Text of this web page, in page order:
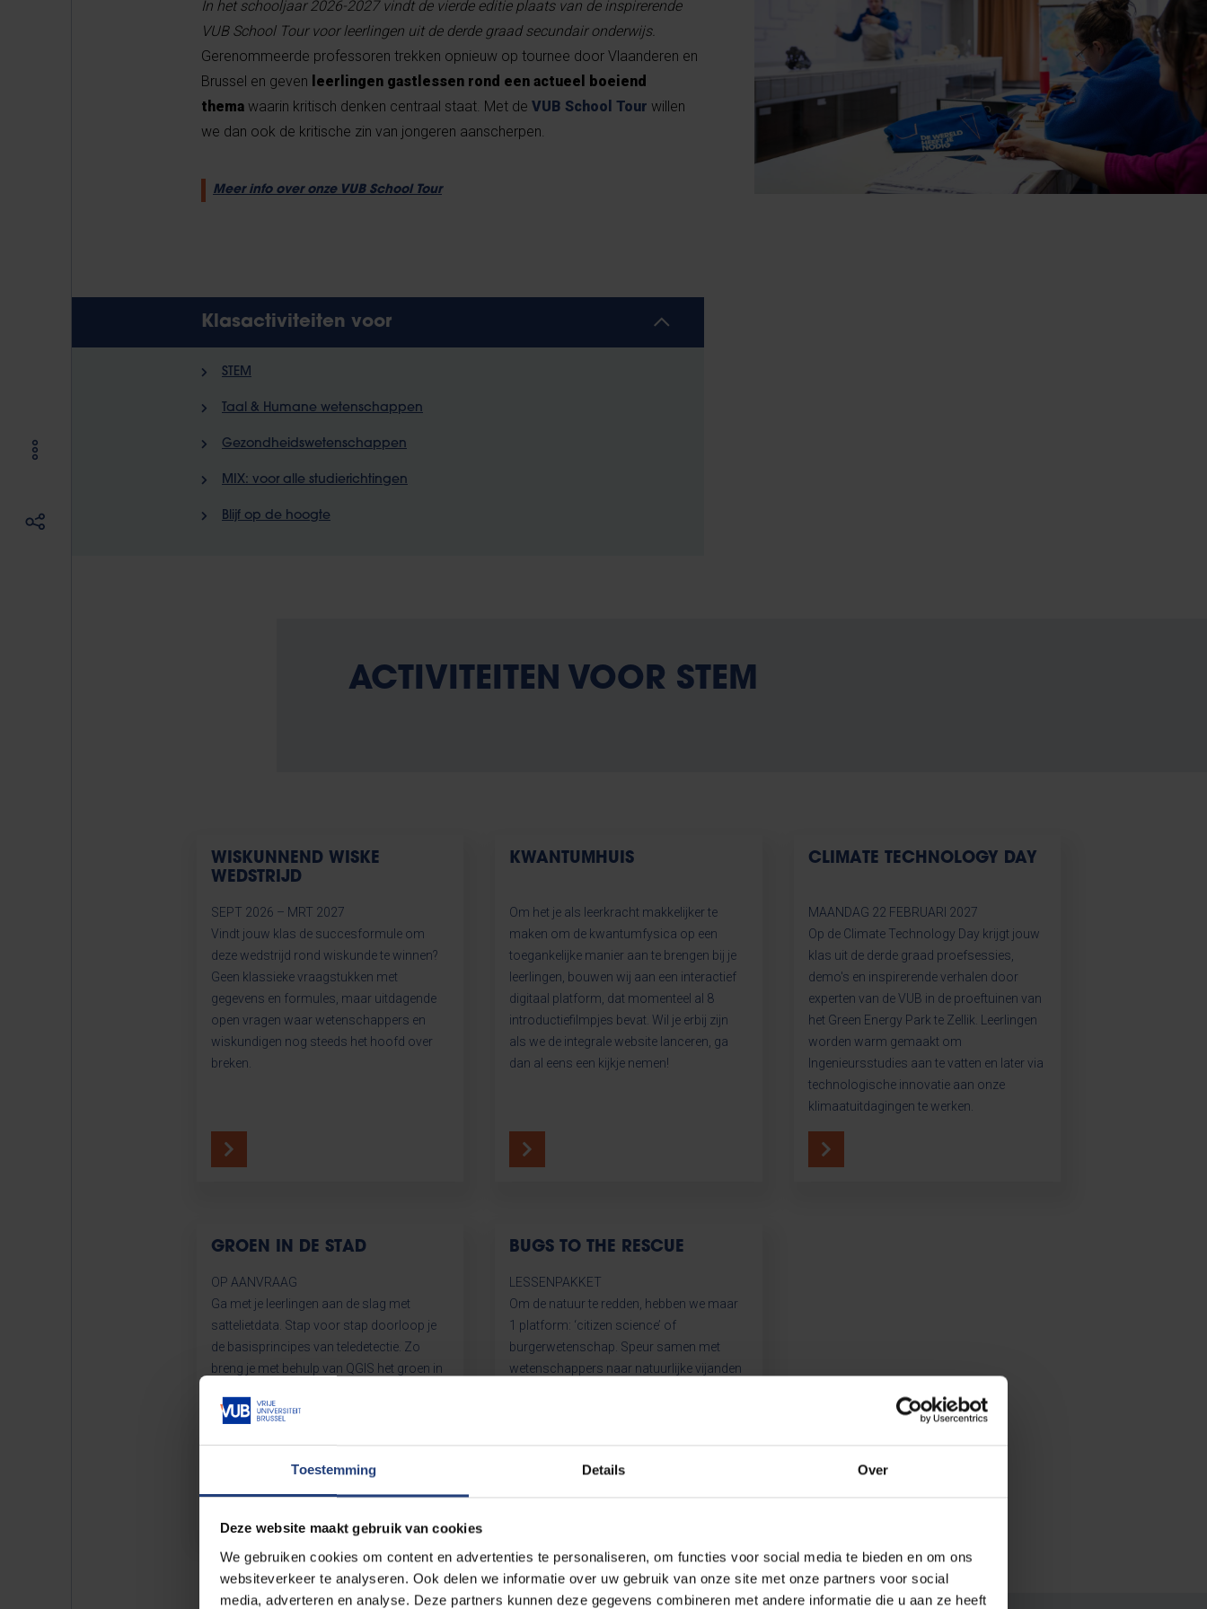
Toestemming Details Over
Deze website maakt gebruik van cookies
We gebruiken cookies om content en advertenties te personaliseren, om functies voor social media te bieden en om ons
websiteverkeer te analyseren. Ook delen we informatie over uw gebruik van onze site met onze partners voor social
media, adverteren en analyse. Deze partners kunnen deze gegevens combineren met andere informatie die u aan ze heeft
In het schooljaar 2026-2027 vindt de vierde editie plaats van de inspirerende
VUB School Tour voor leerlingen uit de derde graad secundair onderwijs.
Gerenommeerde professoren trekken opnieuw op tournee door Vlaanderen en
Brussel en geven leerlingen gastlessen rond een actueel boeiend
thema waarin kritisch denken centraal staat. Met de VUB School Tour willen
we dan ook de kritische zin van jongeren aanscherpen.
Meer info over onze VUB School Tour
Klasactiviteiten voor
STEM
Taal & Humane wetenschappen
Gezondheidswetenschappen
MIX: voor alle studierichtingen
Blijf op de hoogte
ACTIVITEITEN VOOR STEM
WISKUNNEND WISKE
WEDSTRIJD
SEPT 2026 – MRT 2027
Vindt jouw klas de succesformule om
deze wedstrijd rond wiskunde te winnen?
Geen klassieke vraagstukken met
gegevens en formules, maar uitdagende
open vragen waar wetenschappers en
wiskundigen nog steeds het hoofd over
breken.
KWANTUMHUIS
Om het je als leerkracht makkelijker te
maken om de kwantumfysica op een
toegankelijke manier aan te brengen bij je
leerlingen, bouwen wij aan een interactief
digitaal platform, dat momenteel al 8
introductiefilmpjes bevat. Wil je erbij zijn
als we de integrale website lanceren, ga
dan al eens een kijkje nemen!
CLIMATE TECHNOLOGY DAY
MAANDAG 22 FEBRUARI 2027
Op de Climate Technology Day krijgt jouw
klas uit de derde graad proefsessies,
demo's en inspirerende verhalen door
experten van de VUB in de proeftuinen van
het Green Energy Park te Zellik. Leerlingen
worden warm gemaakt om
Ingenieursstudies aan te vatten en later via
technologische innovatie aan onze
klimaatuitdagingen te werken.
GROEN IN DE STAD
OP AANVRAAG
Ga met je leerlingen aan de slag met
sattelietdata. Stap voor stap doorloop je
de basisprincipes van teledetectie. Zo
breng je met behulp van QGIS het groen in
thema’s zoals ruimtelijke ordening,
BUGS TO THE RESCUE
LESSENPAKKET
Om de natuur te redden, hebben we maar
1 platform: ‘citizen science’ of
burgerwetenschap. Speur samen met
wetenschappers naar natuurlijke vijanden